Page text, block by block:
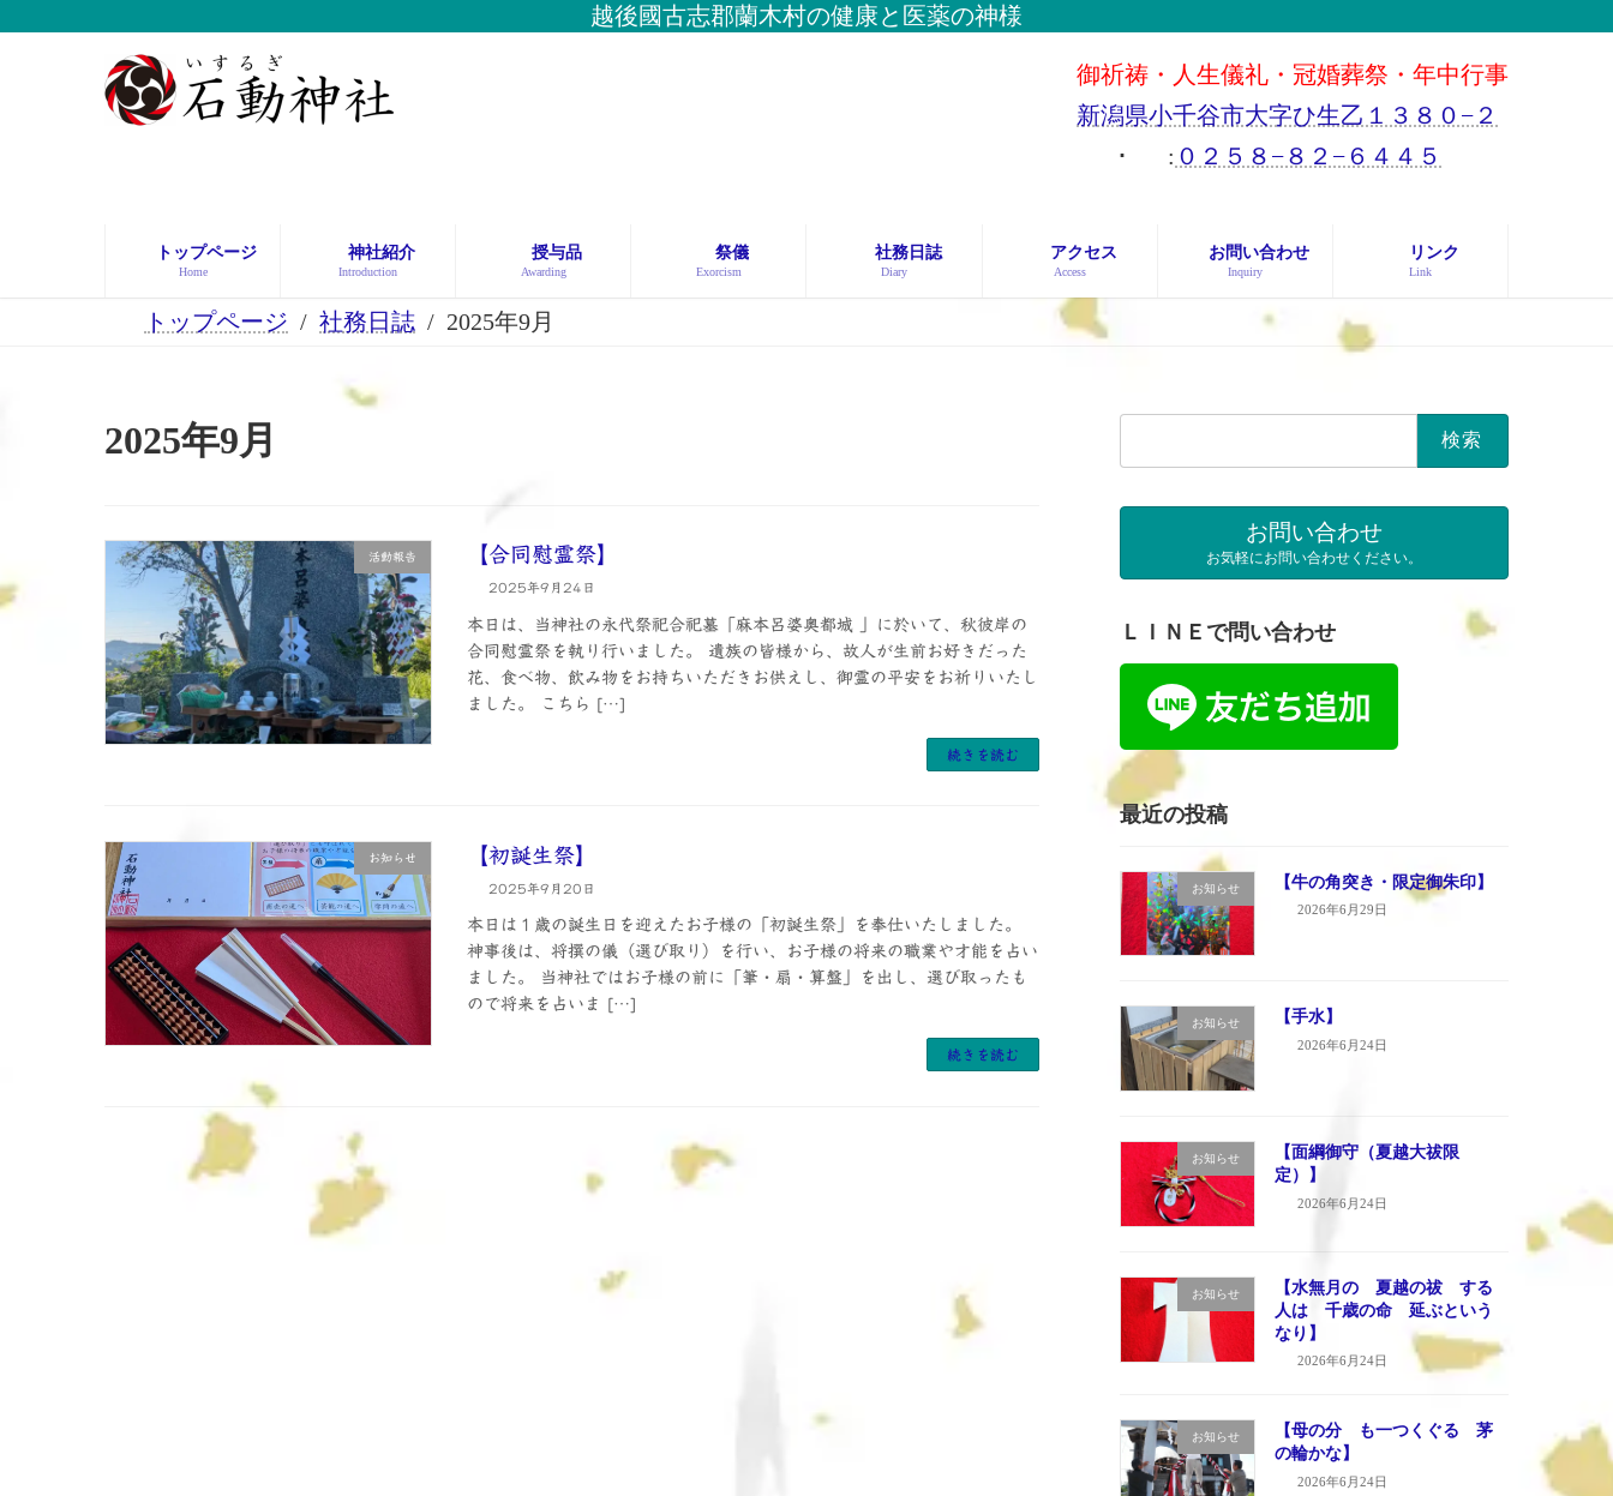
越後國古志郡蘭木村の健康と医薬の神様
御祈祷・人生儀礼・冠婚葬祭・年中行事
新潟県小千谷市大字ひ生乙１３８０−２
･
: ０２５８−８２−６４４５
トップページ
Home
神社紹介
Introduction
授与品
Awarding
祭儀
Exorcism
社務日誌
Diary
アクセス
Access
お問い合わせ
Inquiry
リンク
Link
トップページ 社務日誌 2025年9月
2025年9月
活動報告 【合同慰霊祭】
2025年9月24日
本日は、当神社の永代祭祀合祀墓「麻本呂婆奥都城 」に於いて、秋彼岸の
合同慰霊祭を執り行いました。 遺族の皆様から、故人が生前お好きだった
花、食べ物、飲み物をお持ちいただきお供えし、御霊の平安をお祈りいたし
ました。 こちら […]
続きを読む
お知らせ 【初誕生祭】
2025年9月20日
本日は１歳の誕生日を迎えたお子様の「初誕生祭」を奉仕いたしました。
神事後は、将撰の儀（選び取り）を行い、お子様の将来の職業や才能を占い
ました。 当神社ではお子様の前に「筆・扇・算盤」を出し、選び取ったも
ので将来を占いま […]
続きを読む
索:
お問い合わせ
お気軽にお問い合わせください。
ＬＩＮＥで問い合わせ
最近の投稿
お知らせ 【牛の角突き・限定御朱印】
2026年6月29日
お知らせ 【手水】
2026年6月24日
お知らせ
【面綱御守（夏越大祓限
定）】
2026年6月24日
お知らせ
【水無月の 夏越の祓 する
人は 千歳の命 延ぶという
なり】
2026年6月24日
お知らせ
【母の分 も一つくぐる 茅
の輪かな】
2026年6月24日